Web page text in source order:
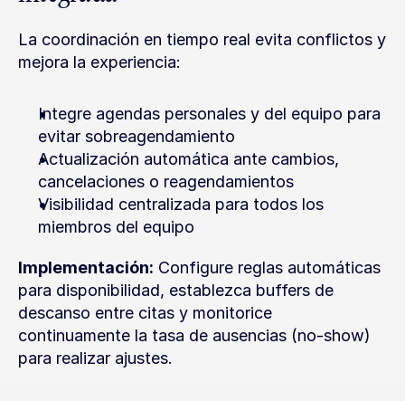
La coordinación en tiempo real evita conflictos y
mejora la experiencia:
Integre agendas personales y del equipo para
evitar sobreagendamiento
Actualización automática ante cambios,
cancelaciones o reagendamientos
Visibilidad centralizada para todos los
miembros del equipo
Implementación: Configure reglas automáticas
para disponibilidad, establezca buffers de
descanso entre citas y monitorice
continuamente la tasa de ausencias (no-show)
para realizar ajustes.